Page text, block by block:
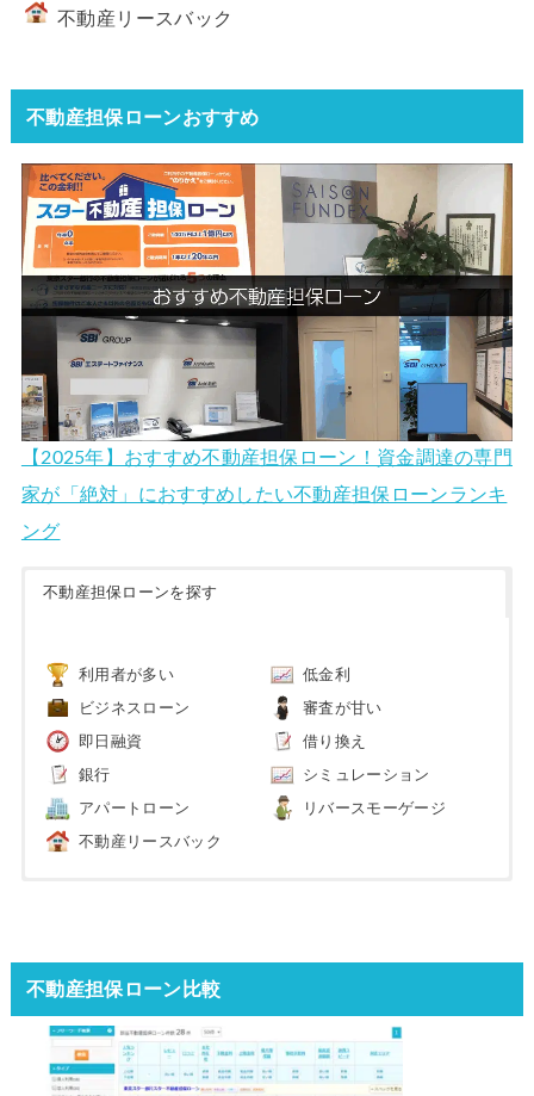
不動産リースバック
不動産担保ローンおすすめ
【2025年】おすすめ不動産担保ローン！資金調達の専門
家が「絶対」におすすめしたい不動産担保ローンランキ
ング
不動産担保ローンを探す
利用者が多い 低金利
ビジネスローン 審査が甘い
即日融資 借り換え
銀行 シミュレーション
アパートローン リバースモーゲージ
不動産リースバック
不動産担保ローン比較